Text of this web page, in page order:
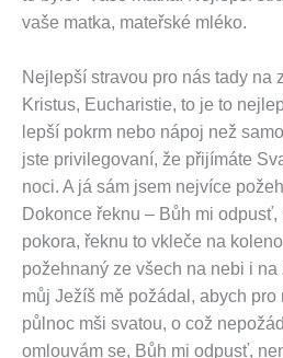
vaše matka, mateřské mléko.
Nejlepší stravou pro nás tady na
Kristus, Eucharistie, to je to
lepší pokrm nebo nápoj než
jste privilegovaní, že přijímáte
noci. A já sám jsem nejvíce
Dokonce řeknu – Bůh mi
pokora, řeknu to vkleče na
požehnaný ze všech na nebi i na
můj Ježíš mě požádal, abych
půlnoc mši svatou, o což
omlouvám se, Bůh mi odpusť,